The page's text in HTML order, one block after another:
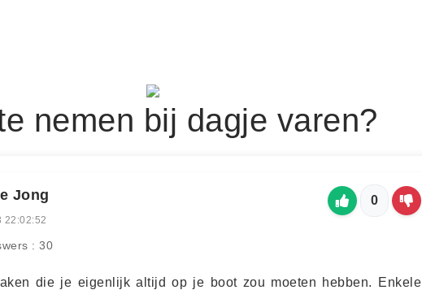
nemen bij dagje varen?
Jong
22:02:52
: 30
0
die je eigenlijk altijd op je boot zou moeten hebben. Enkele